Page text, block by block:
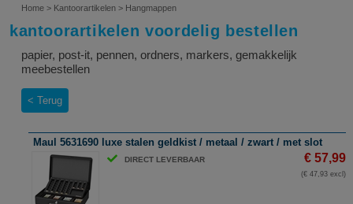
Home > Kantoorartikelen > Hangmappen
kantoorartikelen voordelig bestellen
papier, post-it, pennen, ordners, markers, gemakkelijk
meebestellen
Terug
Maul 5631690 luxe stalen geldkist / metaal / zwart / met slot
DIRECT LEVERBAAR € 57,99
(€ 47,93 excl)